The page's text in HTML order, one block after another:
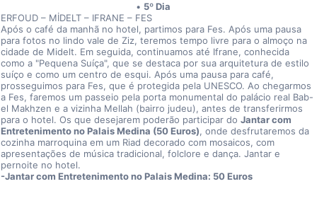
5º Dia
ERFOUD – MİDELT – IFRANE – FES
Após o café da manhã no hotel, partimos para Fes. Após uma pausa
para fotos no lindo vale de Ziz, teremos tempo livre para o almoço na
cidade de Midelt. Em seguida, continuamos até Ifrane, conhecida
como a "Pequena Suíça", que se destaca por sua arquitetura de estilo
suíço e como um centro de esqui. Após uma pausa para café,
prosseguimos para Fes, que é protegida pela UNESCO. Ao chegarmos
a Fes, faremos um passeio pela porta monumental do palácio real Bab-
el Makhzen e a vizinha Mellah (bairro judeu), antes de transferirmos
para o hotel. Os que desejarem poderão participar do Jantar com
Entretenimento no Palais Medina (50 Euros), onde desfrutaremos da
cozinha marroquina em um Riad decorado com mosaicos, com
apresentações de música tradicional, folclore e dança. Jantar e
pernoite no hotel.
-Jantar com Entretenimento no Palais Medina: 50 Euros